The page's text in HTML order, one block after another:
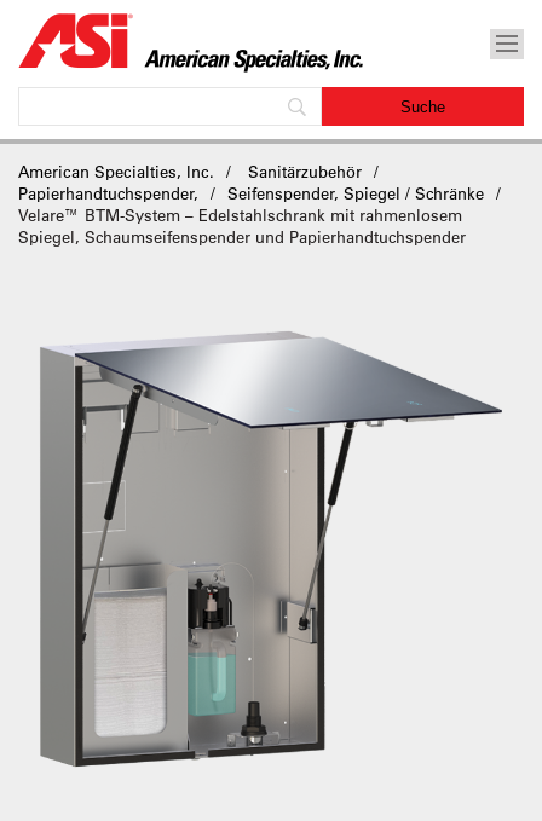
American Specialties, Inc.
Sanitärzubehör
Papierhandtuchspender,
Seifenspender, Spiegel / Schränke
Velare™ BTM-System – Edelstahlschrank mit rahmenlosem
Spiegel, Schaumseifenspender und Papierhandtuchspender